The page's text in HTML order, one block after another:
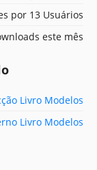
por 13 Usuários
este mês
Livro Modelos
Livro Modelos